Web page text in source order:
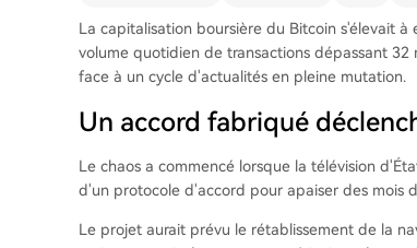
La capitalisation boursière du Bitcoin s'élevait
volume quotidien de transactions dépassant
face à un cycle d'actualités en pleine mutation.
Un accord fabriqué
Le chaos a commencé lorsque la télévision
d'un protocole d'accord pour apaiser des mois
Le projet aurait prévu le rétablissement de la